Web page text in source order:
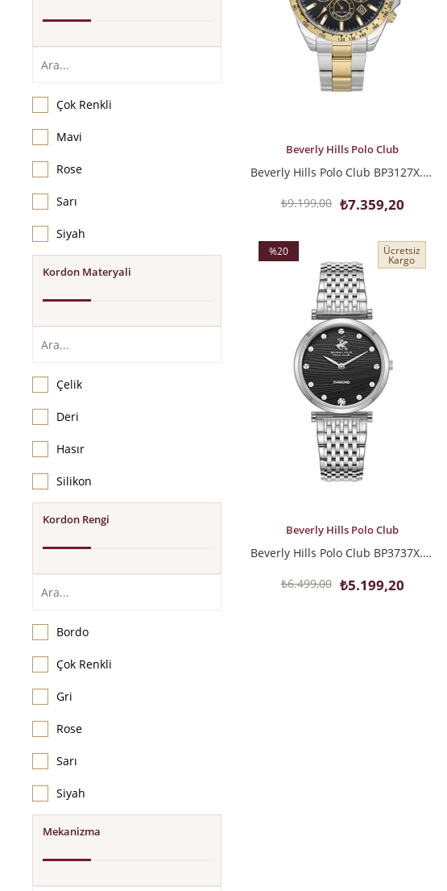
Çok Renkli
Mavi
Rose
Sarı
Siyah
Kordon Materyali
Çelik
Deri
Hasır
Silikon
Kordon Rengi
Bordo
Çok Renkli
Gri
Rose
Sarı
Siyah
Mekanizma
SEPETE EKLE
Beverly Hills Polo Club
Beverly Hills Polo Club BP3127X.250 Erkek Kol Saati
₺7.359,20
₺9.199,00
SEPETE EKLE
%20
Ücretsiz
Kargo
Beverly Hills Polo Club
Beverly Hills Polo Club BP3737X.350 Kadın Kol Saati
₺5.199,20
₺6.499,00